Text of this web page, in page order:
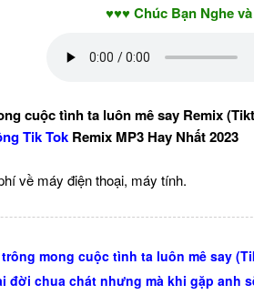
♥♥♥ Chúc Bạn Nghe và Tải
cuộc tình ta luôn mê say Remix
Tik Tok Remix MP3 Hay Nhất 2023
về máy điện thoại, máy tính.
mong cuộc tình ta luôn mê say
đời chua chát nhưng mà khi gặp anh